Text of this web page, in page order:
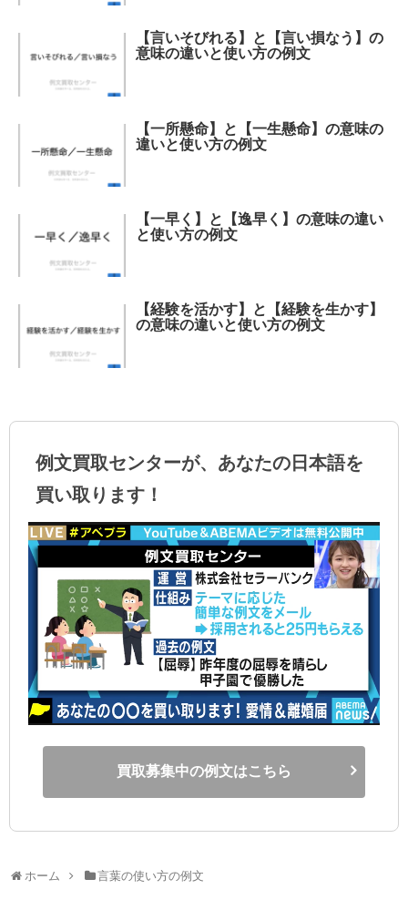
【言いそびれる】と【言い損なう】の
意味の違いと使い方の例文
【一所懸命】と【一生懸命】の意味の
違いと使い方の例文
【一早く】と【逸早く】の意味の違い
と使い方の例文
【経験を活かす】と【経験を生かす】
の意味の違いと使い方の例文
例文買取センターが、あなたの日本語を
買い取ります！
買取募集中の例文はこちら
ホーム 言葉の使い方の例文